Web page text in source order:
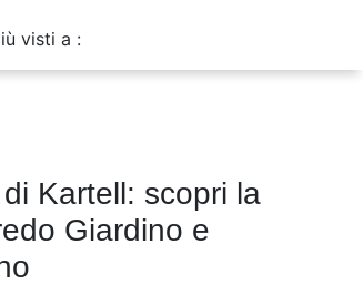
visti a :
Kartell: scopri la
Giardino e